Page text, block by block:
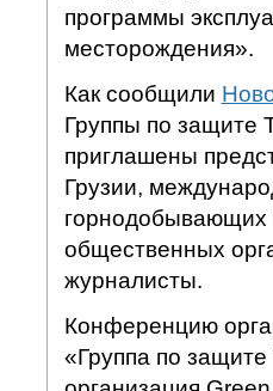
программы
месторождения».
Как сообщили
Группы по защите
приглашены
Грузии,
горнодобывающих
общественных
журналисты.
Конференцию
«Группа по